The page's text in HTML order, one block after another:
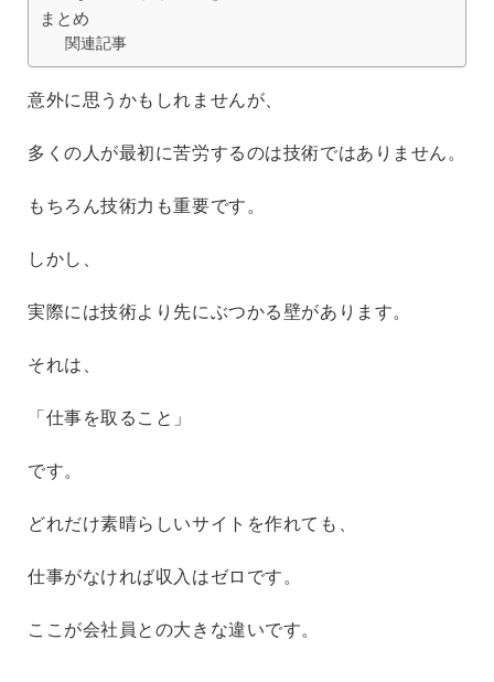
まとめ
関連記事
意外に思うかもしれませんが、
多くの人が最初に苦労するのは技術ではありません。
もちろん技術力も重要です。
しかし、
実際には技術より先にぶつかる壁があります。
それは、
「仕事を取ること」
です。
どれだけ素晴らしいサイトを作れても、
仕事がなければ収入はゼロです。
ここが会社員との大きな違いです。